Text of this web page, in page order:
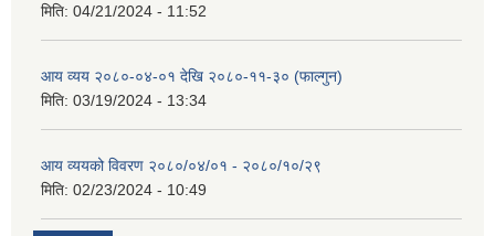
मिति: 04/21/2024 - 11:52
आय व्यय २०८०-०४-०१ देखि २०८०-११-३० (फाल्गुन)
मिति: 03/19/2024 - 13:34
आय व्ययको विवरण २०८०/०४/०१ - २०८०/१०/२९
मिति: 02/23/2024 - 10:49